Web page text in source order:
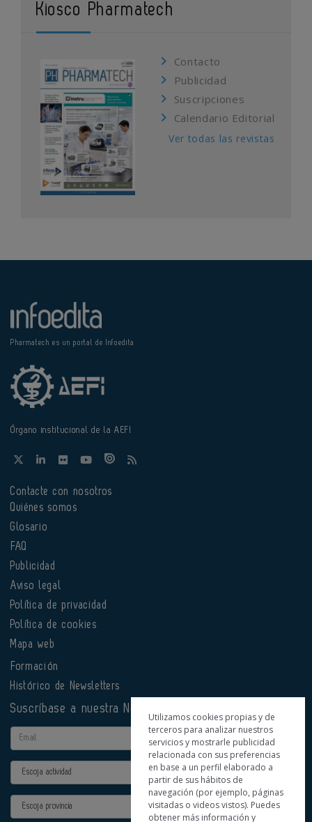
Kiosco Pharmatech
Contacto
Publicidad
Suscripciones
Calendario Editorial
Ver todas las revistas
Pharmatech es un portal de Infoedita
Órgano institucional de la AEFI
Contacte con nosotros
Quiénes somos
Glosario
FAQ
Publicidad
Aviso legal
Política de privacidad
Política de cookies
Mapa web
Formación
Histórico de Newsletters
Suscríbase a nuestra Newsletter
Email
Actividad
Provincia
Utilizamos cookies propias y de
terceros para analizar nuestros
servicios y mostrarle publicidad
relacionada con sus preferencias
en base a un perfil elaborado a
partir de sus hábitos de
navegación (por ejemplo, páginas
visitadas o videos vistos). Puedes
obtener más información y